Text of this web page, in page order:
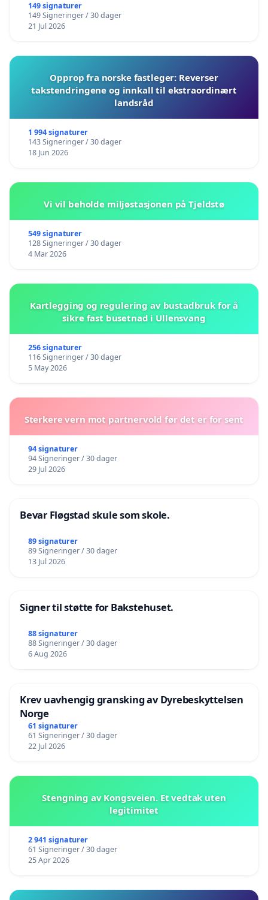
149 signaturer
149 Signeringer / 30 dager
21 Jul 2026
Opprop fra norske fastleger: Reverser
takstendringene og innkall til ekstraordinært
landsråd
1 994 signaturer
143 Signeringer / 30 dager
18 Jun 2026
Vi vil beholde miljøstasjonen på Tjeldstø
549 signaturer
128 Signeringer / 30 dager
4 Mar 2026
Kartlegging og regulering av bustadbruk for å
sikre fast busetnad i Ullensvang
256 signaturer
116 Signeringer / 30 dager
5 May 2026
Sterkere vern mot partnervold før det er for sent
94 signaturer
94 Signeringer / 30 dager
29 Jul 2026
Bevar Fløgstad skule som skole.
89 signaturer
89 Signeringer / 30 dager
13 Jul 2026
Signer til støtte for Bakstehuset.
88 signaturer
88 Signeringer / 30 dager
6 Aug 2026
Krev uavhengig gransking av Dyrebeskyttelsen
Norge
61 signaturer
61 Signeringer / 30 dager
22 Jul 2026
Stengning av Kongsveien. Et vedtak uten
legitimitet
2 941 signaturer
61 Signeringer / 30 dager
25 Apr 2026